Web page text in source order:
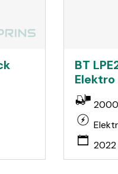
BT
Elektro
2022